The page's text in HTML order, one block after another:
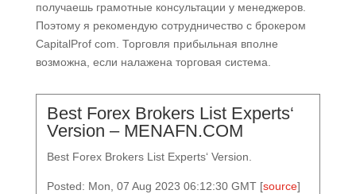
получаешь грамотные консультации у менеджеров.
Поэтому я рекомендую сотрудничество с брокером
CapitalProf com. Торговля прибыльная вполне
возможна, если налажена торговая система.
Best Forex Brokers List Experts‘
Version – MENAFN.COM
Best Forex Brokers List Experts‘ Version.
Posted: Mon, 07 Aug 2023 06:12:30 GMT [source]